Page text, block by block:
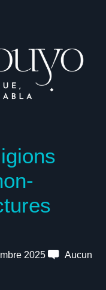
2025
Aucun